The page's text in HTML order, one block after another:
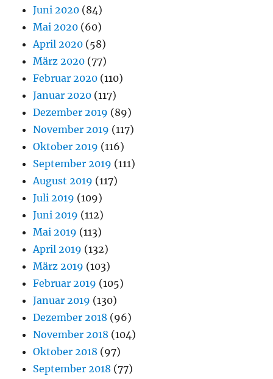
Juni 2020 (84)
Mai 2020 (60)
April 2020 (58)
März 2020 (77)
Februar 2020 (110)
Januar 2020 (117)
Dezember 2019 (89)
November 2019 (117)
Oktober 2019 (116)
September 2019 (111)
August 2019 (117)
Juli 2019 (109)
Juni 2019 (112)
Mai 2019 (113)
April 2019 (132)
März 2019 (103)
Februar 2019 (105)
Januar 2019 (130)
Dezember 2018 (96)
November 2018 (104)
Oktober 2018 (97)
September 2018 (77)